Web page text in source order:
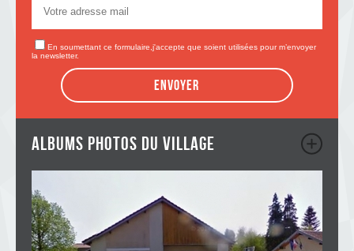
En soumettant ce formulaire,j'accepte que soient utilisées pour m’envoyer
la newsletter.
Envoyer
albums photos du village